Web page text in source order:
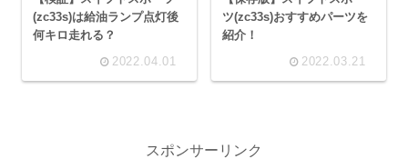
(zc33s)は給油ランプ点灯後
何キロ走れる？
2022.04.01
ツ(zc33s)おすすめパーツを
紹介！
2022.03.21
スポンサーリンク